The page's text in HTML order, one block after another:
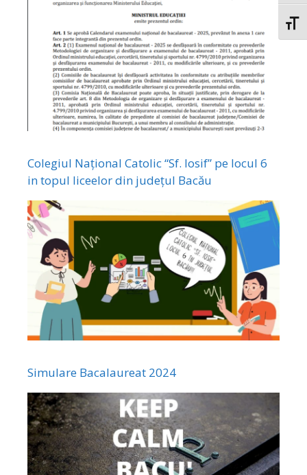
Colegiul Național Catolic “Sf. Iosif” pe locul 6
in topul liceelor din județul Bacău
Simulare Bacalaureat 2024